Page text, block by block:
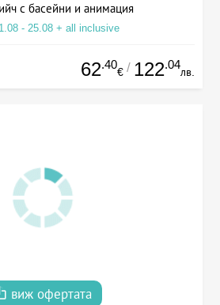
с басейни и анимация
- 25.08 + all inclusive
62.40
€ / 122.04
лв.
виж офертата